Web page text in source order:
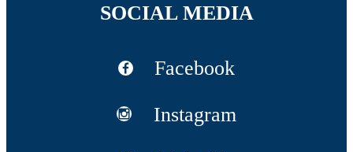
SOCIAL MEDIA
Facebook
Instagram